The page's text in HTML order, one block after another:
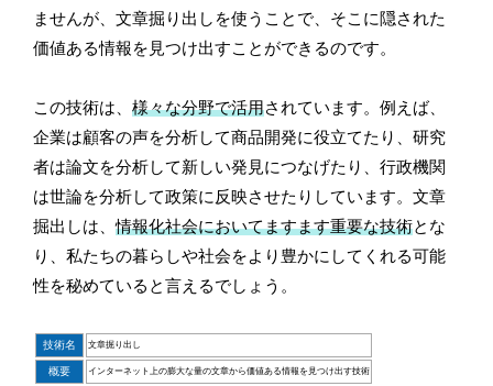
ませんが、文章掘り出しを使うことで、そこに隠された
価値ある情報を見つけ出すことができるのです。
この技術は、様々な分野で活用されています。例えば、
企業は顧客の声を分析して商品開発に役立てたり、研究
者は論文を分析して新しい発見につなげたり、行政機関
は世論を分析して政策に反映させたりしています。文章
掘出しは、情報化社会においてますます重要な技術とな
り、私たちの暮らしや社会をより豊かにしてくれる可能
性を秘めていると言えるでしょう。
技術名 文章掘り出し
概要 インターネット上の膨大な量の文章から価値ある情報を見つけ出す技術